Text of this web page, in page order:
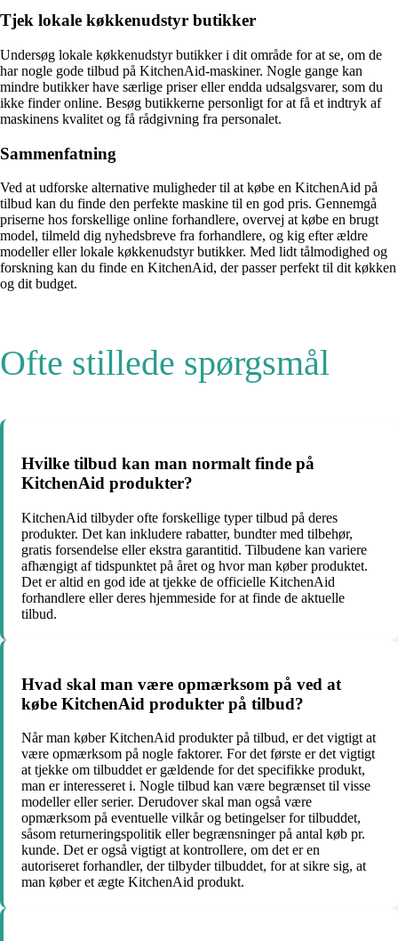
Tjek lokale køkkenudstyr butikker
Undersøg lokale køkkenudstyr butikker i dit område for at se, om de
har nogle gode tilbud på KitchenAid-maskiner. Nogle gange kan
mindre butikker have særlige priser eller endda udsalgsvarer, som du
ikke finder online. Besøg butikkerne personligt for at få et indtryk af
maskinens kvalitet og få rådgivning fra personalet.
Sammenfatning
Ved at udforske alternative muligheder til at købe en KitchenAid på
tilbud kan du finde den perfekte maskine til en god pris. Gennemgå
priserne hos forskellige online forhandlere, overvej at købe en brugt
model, tilmeld dig nyhedsbreve fra forhandlere, og kig efter ældre
modeller eller lokale køkkenudstyr butikker. Med lidt tålmodighed og
forskning kan du finde en KitchenAid, der passer perfekt til dit køkken
og dit budget.
Ofte stillede spørgsmål
Hvilke tilbud kan man normalt finde på
KitchenAid produkter?
KitchenAid tilbyder ofte forskellige typer tilbud på deres
produkter. Det kan inkludere rabatter, bundter med tilbehør,
gratis forsendelse eller ekstra garantitid. Tilbudene kan variere
afhængigt af tidspunktet på året og hvor man køber produktet.
Det er altid en god ide at tjekke de officielle KitchenAid
forhandlere eller deres hjemmeside for at finde de aktuelle
tilbud.
Hvad skal man være opmærksom på ved at
købe KitchenAid produkter på tilbud?
Når man køber KitchenAid produkter på tilbud, er det vigtigt at
være opmærksom på nogle faktorer. For det første er det vigtigt
at tjekke om tilbuddet er gældende for det specifikke produkt,
man er interesseret i. Nogle tilbud kan være begrænset til visse
modeller eller serier. Derudover skal man også være
opmærksom på eventuelle vilkår og betingelser for tilbuddet,
såsom returneringspolitik eller begrænsninger på antal køb pr.
kunde. Det er også vigtigt at kontrollere, om det er en
autoriseret forhandler, der tilbyder tilbuddet, for at sikre sig, at
man køber et ægte KitchenAid produkt.